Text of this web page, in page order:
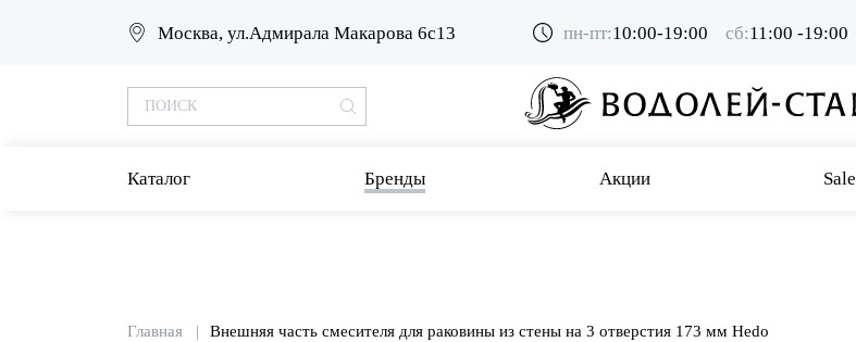
Москва, ул.Адмирала Макарова 6с13 пн-пт:10:00-19:00 сб:11:00 -19:00
Каталог Бренды Акции Sale
Главная Внешняя часть смесителя для раковины из стены на 3 отверстия 173 мм Hedo